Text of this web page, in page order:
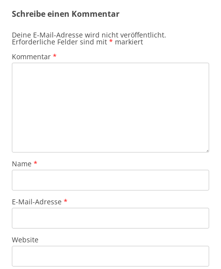
Schreibe einen Kommentar
Deine E-Mail-Adresse wird nicht veröffentlicht.
Erforderliche Felder sind mit * markiert
Kommentar *
Name *
E-Mail-Adresse *
Website